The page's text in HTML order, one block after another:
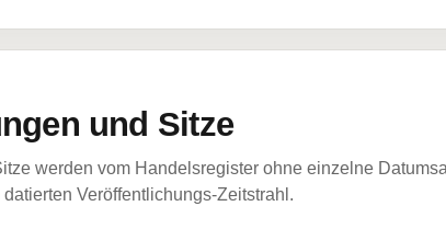
und Sitze
werden vom Handelsregister ohne einzelne
Veröffentlichungs-Zeitstrahl.